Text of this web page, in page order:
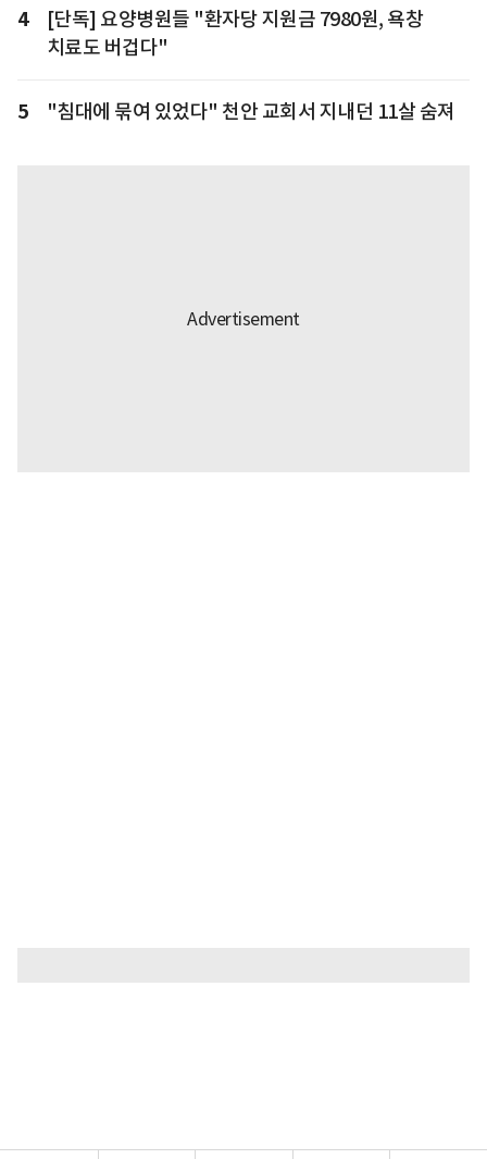
4
[단독] 요양병원들 "환자당 지원금 7980원, 욕창
치료도 버겁다"
5 "침대에 묶여 있었다" 천안 교회서 지내던 11살 숨져